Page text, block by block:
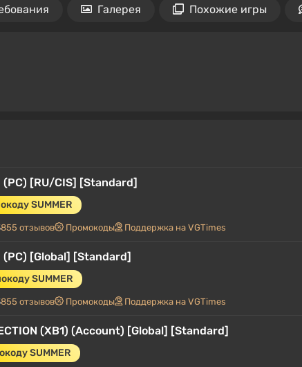
Галерея Похожие игры
[RU/CIS] [Standard]
SUMMER
855 отзывов Промокоды Поддержка на VGTimes
[Global] [Standard]
SUMMER
855 отзывов Промокоды Поддержка на VGTimes
(XB1) (Account) [Global] [Standard]
SUMMER